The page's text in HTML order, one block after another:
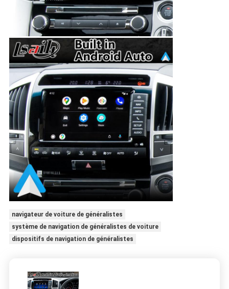
navigateur de voiture de généralistes
système de navigation de généralistes de voiture
dispositifs de navigation de généralistes